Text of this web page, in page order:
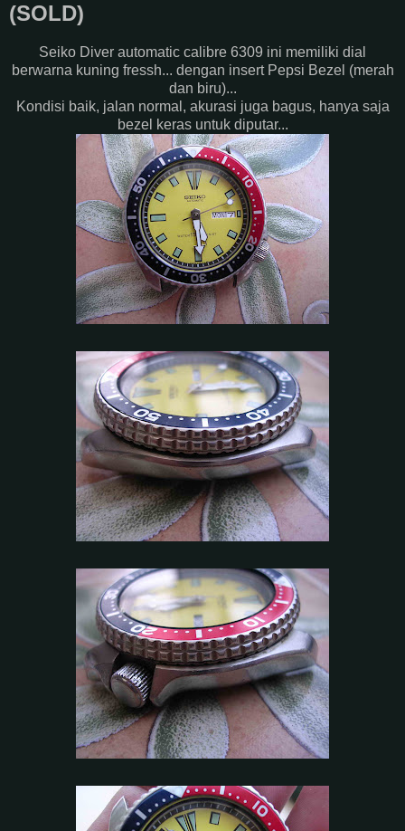
(SOLD)
Seiko Diver automatic calibre 6309 ini memiliki dial
berwarna kuning fressh... dengan insert Pepsi Bezel (merah
dan biru)...
Kondisi baik, jalan normal, akurasi juga bagus, hanya saja
bezel keras untuk diputar...